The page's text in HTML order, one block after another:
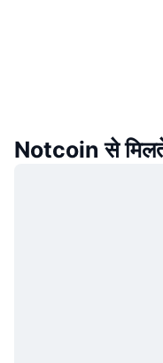
Notcoin से